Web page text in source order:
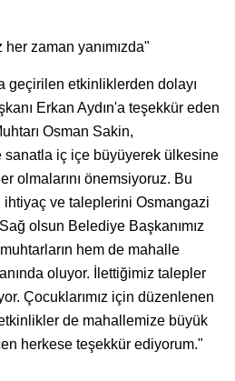
her zaman yanımızda"
geçirilen etkinliklerden dolayı
Erkan Aydın'a teşekkür eden
Osman Sakin,
sanatla iç içe büyüyerek ülkesine
olmalarını önemsiyoruz. Bu
ve taleplerini Osmangazi
olsun Belediye Başkanımız
hem de mahalle
oluyor. İlettiğimiz talepler
Çocuklarımız için düzenlenen
de mahallemize büyük
herkese teşekkür ediyorum."